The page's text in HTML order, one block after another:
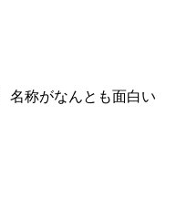
名称がなんとも面白い